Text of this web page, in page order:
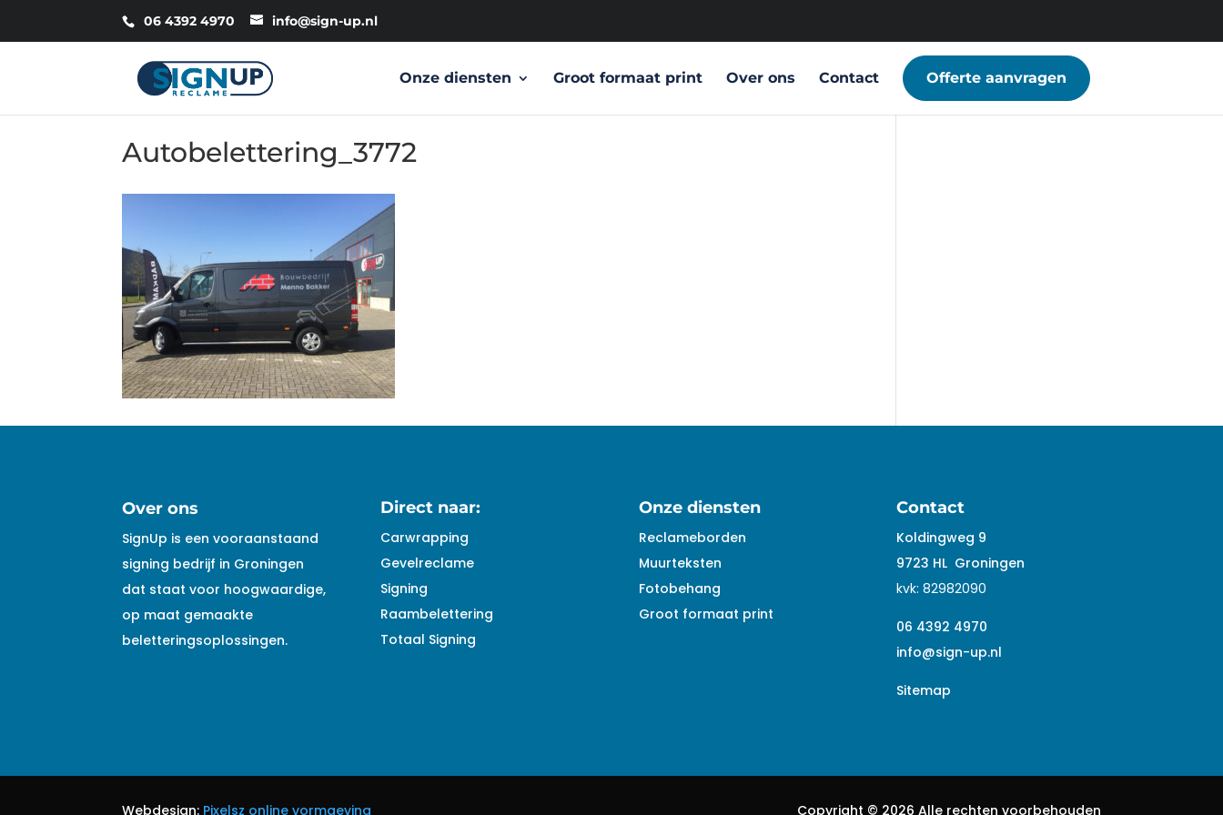
06 4392 4970 info@sign-up.nl
Onze diensten Groot formaat print Over ons Contact Offerte aanvragen
Autobelettering_3772
Over ons
SignUp is een vooraanstaand
signing bedrijf in Groningen
dat staat voor hoogwaardige,
op maat gemaakte
beletteringsoplossingen.
Direct naar:
Carwrapping
Gevelreclame
Signing
Raambelettering
Totaal Signing
Onze diensten
Reclameborden
Muurteksten
Fotobehang
Groot formaat print
Contact
Koldingweg 9
9723 HL Groningen
kvk:82982090
06 4392 4970
info@sign-up.nl
Sitemap
Webdesign: Pixelsz online vormgeving Copyright © 2026 Alle rechten voorbehouden